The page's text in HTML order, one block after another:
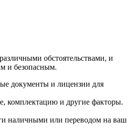
обстоятельствами, и
и безопасным.
документы и лицензии для
комплектацию и другие факторы.
наличными или переводом на ваш